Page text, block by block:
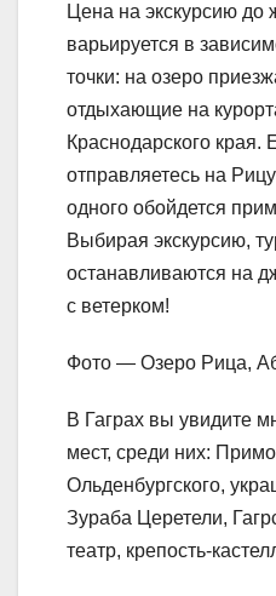
Цена на экскурсию до
варьируется в
точки: на озеро
отдыхающие на
Краснодарского края.
отправляетесь на
одного обойдется
Выбирая экскурсию,
останавливаются на
с ветерком!
Фото — Озеро Рица,
В Гаграх вы увидите
мест, среди них:
Ольденбургского,
Зураба Церетели,
театр, крепость-